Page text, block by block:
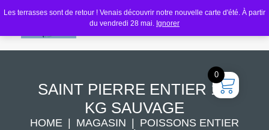
Les terrasses sont de retour ! Venais découvrir notre nouvelle carte d'été. À partir
du vendredi 28 mai. Ignorer
SAINT PIERRE ENTIER 1/2
KG SAUVAGE
HOME MAGASIN
POISSONS ENTIER
0